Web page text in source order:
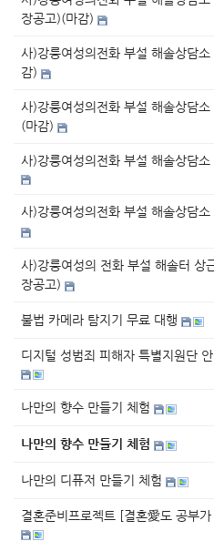
장공고)(마감)
사)강릉여성의전화 부설 해솔상담
감)
사)강릉여성의전화 부설 해솔상담
(마감)
사)강릉여성의전화 부설 해솔상담
사)강릉여성의전화 부설 해솔상담
사)강릉여성의 전화 부설 해솔터 상
장공고)
불법 카메라 탐지기 무료 대행
디지털 성범죄 피해자 특별지원단
나만의 향수 만들기 체험
나만의 향수 만들기 체험
나만의 디퓨저 만들기 체험
결혼준비프로젝트 [결혼愛도 공부